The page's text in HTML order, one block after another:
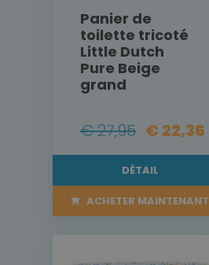
Panier de
toilette tricoté
Little Dutch
Pure Beige
grand
€ 27,95 € 22,36
DÉTAIL
ACHETER MAINTENANT